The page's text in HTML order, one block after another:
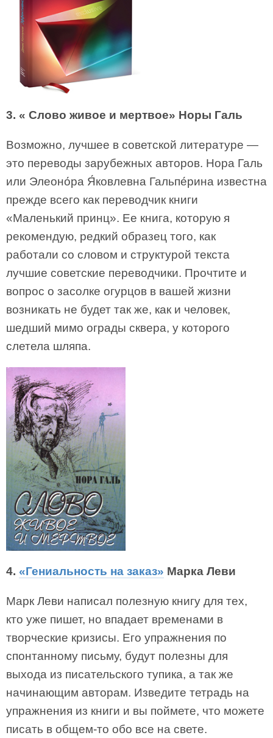
3. « Слово живое и мертвое» Норы Галь
Возможно, лучшее в советской литературе —
это переводы зарубежных авторов. Нора Галь
или Элеоно́ра Я́ковлевна Гальпе́рина известна
прежде всего как переводчик книги
«Маленький принц». Ее книга, которую я
рекомендую, редкий образец того, как
работали со словом и структурой текста
лучшие советские переводчики. Прочтите и
вопрос о засолке огурцов в вашей жизни
возникать не будет так же, как и человек,
шедший мимо ограды сквера, у которого
слетела шляпа.
4. «Гениальность на заказ» Марка Леви
Марк Леви написал полезную книгу для тех,
кто уже пишет, но впадает временами в
творческие кризисы. Его упражнения по
спонтанному письму, будут полезны для
выхода из писательского тупика, а так же
начинающим авторам. Изведите тетрадь на
упражнения из книги и вы поймете, что можете
писать в общем-то обо все на свете.